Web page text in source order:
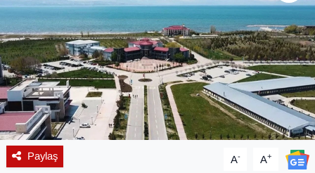
Paylaş A- A+
EĞİTİM
EKONOMİ
Eleman
Emlak
En çok konuşulanlar